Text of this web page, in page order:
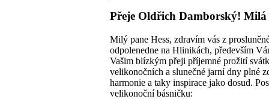
Přeje Oldřich Damborský! Milá
Milý pane Hess, zdravím vás z
odpolenedne na Hlinikách, především
Vašim blízkým přeji příjemné prožití
velikonočních a slunečné jarní dny plné
harmonie a taky inspirace jako dosud.
velikonoční básničku: